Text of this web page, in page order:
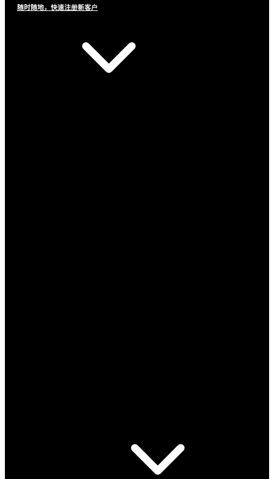
随时随地，快速注册新客户